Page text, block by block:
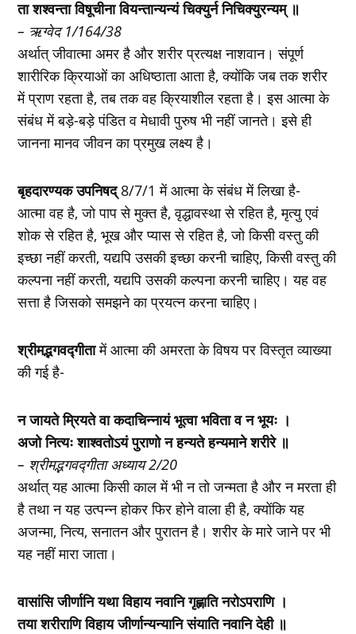
ता शश्वन्ता विषूचीना वियन्तान्यन्यं चिक्युर्न निचिक्युरन्यम् ॥
– ऋग्वेद 1/164/38
अर्थात् जीवात्मा अमर है और शरीर प्रत्यक्ष नाशवान। संपूर्ण
शारीरिक क्रियाओं का अधिष्ठाता आता है, क्योंकि जब तक शरीर
में प्राण रहता है, तब तक वह क्रियाशील रहता है। इस आत्मा के
संबंध में बड़े-बड़े पंडित व मेधावी पुरुष भी नहीं जानते। इसे ही
जानना मानव जीवन का प्रमुख लक्ष्य है।
बृहदारण्यक उपनिषद्8/7/1 में आत्मा के संबंध में लिखा है-
आत्मा वह है, जो पाप से मुक्त है, वृद्धावस्था से रहित है, मृत्यु एवं
शोक से रहित है, भूख और प्यास से रहित है, जो किसी वस्तु की
इच्छा नहीं करती, यद्यपि उसकी इच्छा करनी चाहिए, किसी वस्तु की
कल्पना नहीं करती, यद्यपि उसकी कल्पना करनी चाहिए। यह वह
सत्ता है जिसको समझने का प्रयत्न करना चाहिए।
श्रीमद्भगवद्गीतामें आत्मा की अमरता के विषय पर विस्तृत व्याख्या
की गई है-
न जायते म्रियते वा कदाचिन्नायं भूत्वा भविता व न भूयः ।
अजो नित्यः शाश्वतोऽयं पुराणो न हन्यते हन्यमाने शरीरे ॥
– श्रीमद्भगवद्गीता अध्याय 2/20
अर्थात् यह आत्मा किसी काल में भी न तो जन्मता है और न मरता ही
है तथा न यह उत्पन्न होकर फिर होने वाला ही है, क्योंकि यह
अजन्मा, नित्य, सनातन और पुरातन है। शरीर के मारे जाने पर भी
यह नहीं मारा जाता।
वासांसि जीर्णानि यथा विहाय नवानि गृह्णाति नरोऽपराणि ।
तया शरीराणि विहाय जीर्णान्यन्यानि संयाति नवानि देही ॥